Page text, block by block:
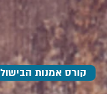
קורס אמנות הבישול